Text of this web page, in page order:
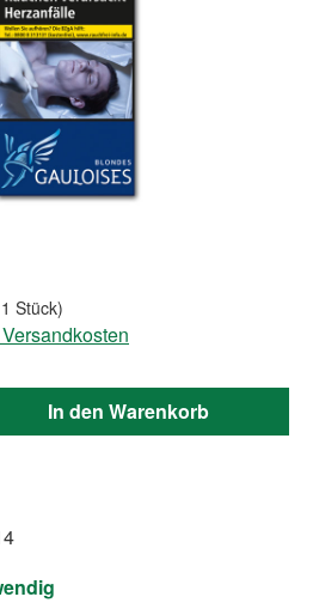
Stück)
den gewünschten
In den Warenkorb